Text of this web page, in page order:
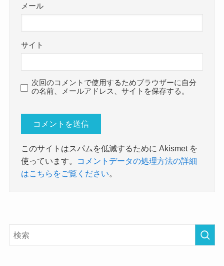
メール
サイト
次回のコメントで使用するためブラウザーに自分
の名前、メールアドレス、サイトを保存する。
このサイトはスパムを低減するために Akismet を
使っています。
コメントデータの処理方法の詳細
はこちらをご覧ください。